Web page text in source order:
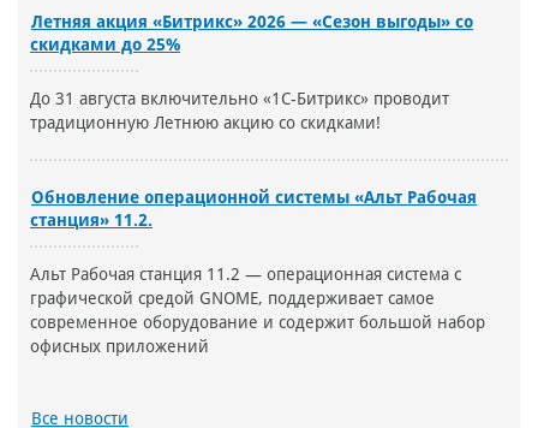
Летняя акция «Битрикс» 2026 — «Сезон выгоды» со
скидками до 25%
До 31 августа включительно «1С-Битрикс» проводит
традиционную Летнюю акцию со скидками!
Обновление операционной системы «Альт Рабочая
станция» 11.2.
Альт Рабочая станция 11.2 — операционная система с
графической средой GNOME, поддерживает самое
современное оборудование и содержит большой набор
офисных приложений
Все новости